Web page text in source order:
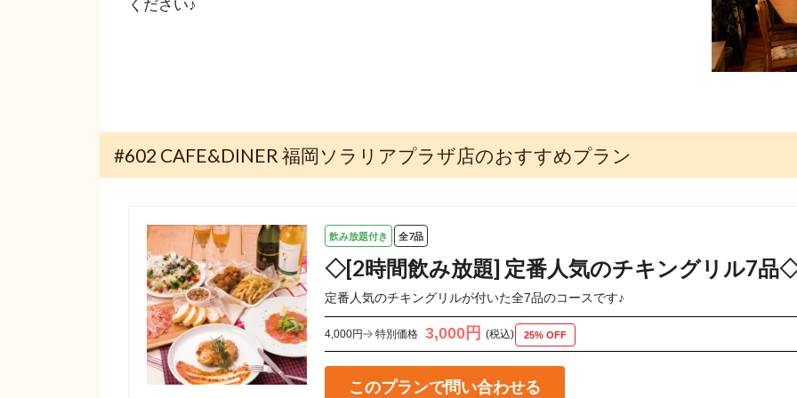
ください♪
#602 CAFE&DINER 福岡ソラリアプラザ店のおすすめプラン
飲み放題付き 全7品
◇[2時間飲み放題] 定番人気のチキングリル7品
定番人気のチキングリルが付いた全7品のコースです♪
4,000円 特別価格 3,000円 (税込) 25% OFF
このプランで問い合わせる